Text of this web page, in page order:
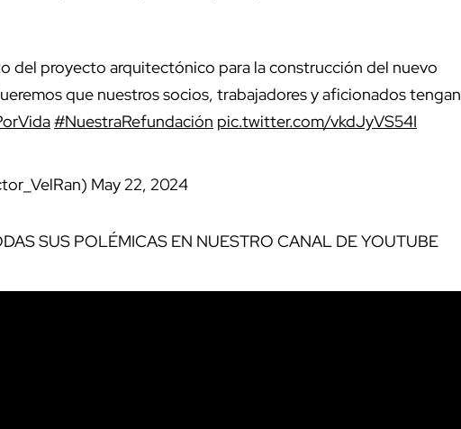
del proyecto arquitectónico para la construcción del nuevo
que nuestros socios, trabajadores y aficionados tengan
#NuestraRefundación pic.twitter.com/vkdJyVS54I
May 22, 2024
SUS POLÉMICAS EN NUESTRO CANAL DE YOUTUBE